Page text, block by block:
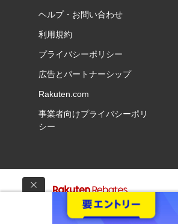
ヘルプ・お問い合わせ
利用規約
プライバシーポリシー
広告とパートナーシップ
Rakuten.com
事業者向けプライバシーポリ
シー